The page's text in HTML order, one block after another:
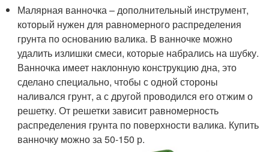
Малярная ванночка – дополнительный инструмент,
который нужен для равномерного распределения
грунта по основанию валика. В ванночке можно
удалить излишки смеси, которые набрались на шубку.
Ванночка имеет наклонную конструкцию дна, это
сделано специально, чтобы с одной стороны
наливался грунт, а с другой проводился его отжим о
решетку. От решетки зависит равномерность
распределения грунта по поверхности валика. Купить
ванночку можно за 50-150 р.